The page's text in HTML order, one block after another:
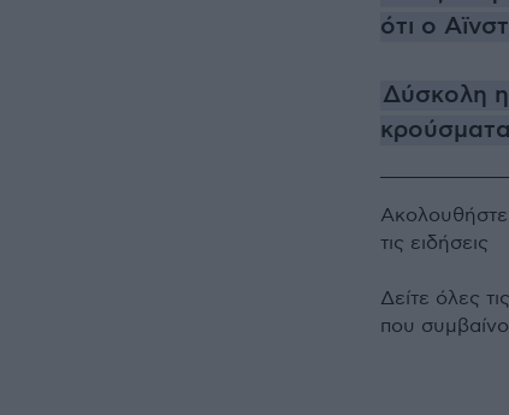
ότι ο
Δύσκολη
τις ειδήσεις
Δείτε όλες
που